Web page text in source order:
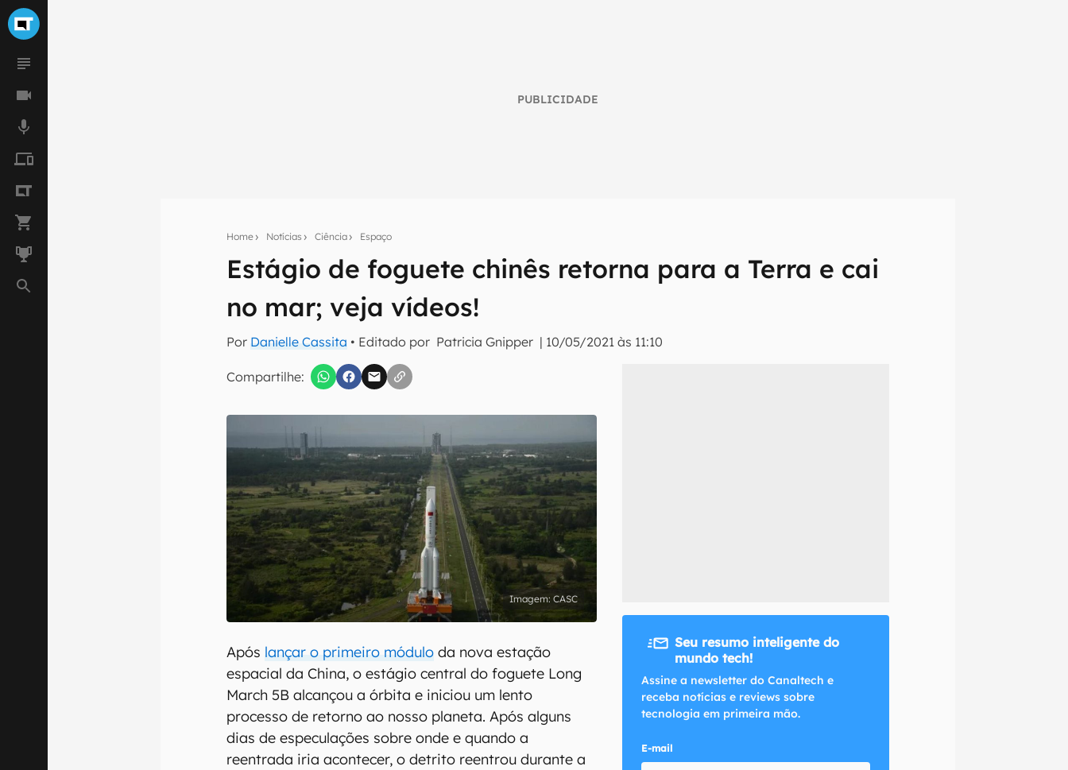
PUBLICIDADE
Home Notícias Ciência Espaço
Estágio de foguete chinês retorna para a Terra e cai
no mar; veja vídeos!
Por Danielle Cassita • Editado por Patricia Gnipper | 10/05/2021 às 11:10
Compartilhe:
Seu resumo inteligente do mundo tech!
Assine a newsletter do Canaltech e receba notícias e reviews sobre tecnologia em primeira
Confirmo que li, aceito e concordo com os Termos de Uso e Política de Privacidade do Canaltech.
CASC
Após lançar o primeiro módulo da nova estação
espacial da China, o estágio central do foguete Long
March 5B alcançou a órbita e iniciou um lento
processo de retorno ao nosso planeta. Após alguns
dias de especulações sobre onde e quando a
reentrada iria acontecer, o detrito reentrou durante a
Seu resumo inteligente do
mundo tech!
Assine a newsletter do Canaltech e
receba notícias e reviews sobre
tecnologia em primeira mão.
E-mail